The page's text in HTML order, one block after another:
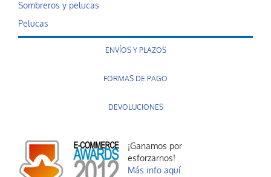
Sombreros y pelucas
Pelucas
ENVÍOS Y PLAZOS
FORMAS DE PAGO
DEVOLUCIONES
¡Ganamos por
esforzarnos!
Más info aquí